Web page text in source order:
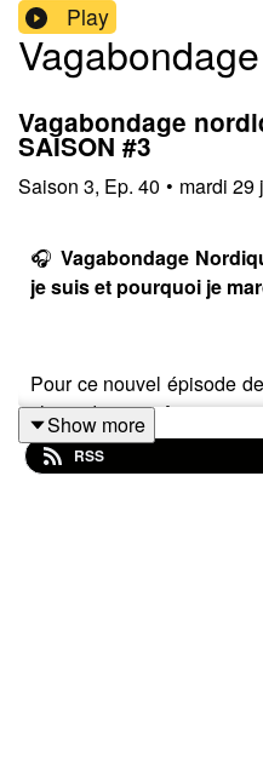
Play
Vagabondage
SAISON #3
Saison 3, Ep. 40 • mardi 29
🎧 Vagabondage
je suis et pourquoi je
Pour ce nouvel épisode de
choisi de me prêter au jeu
Barber qui me tend le
marcheurs, marcheuses
Show more
RSS